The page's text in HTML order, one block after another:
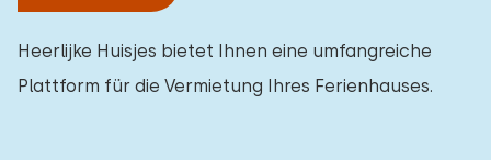
Heerlijke Huisjes bietet Ihnen eine umfangreiche
Plattform für die Vermietung Ihres Ferienhauses.